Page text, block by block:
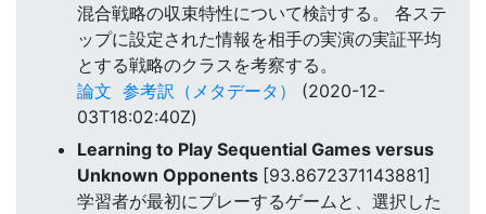
混合戦略の収束特性について検討する。 各ステ
ップに設定された情報を相手の実演の実証平均
とする戦略のクラスを考察する。
論文 参考訳（メタデータ）
(2020-12-
03T18:02:40Z)
Learning to Play Sequential Games versus
Unknown Opponents [93.8672371143881]
学習者が最初にプレーするゲームと、選択した